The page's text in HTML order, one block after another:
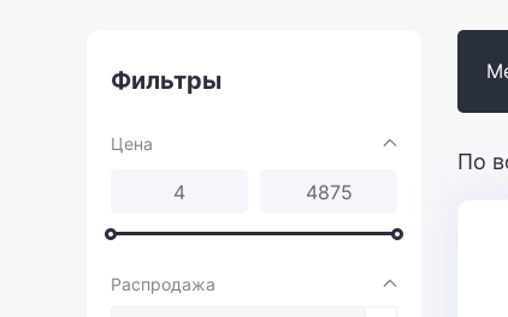
Фильтры
Цена
Распродажа
По